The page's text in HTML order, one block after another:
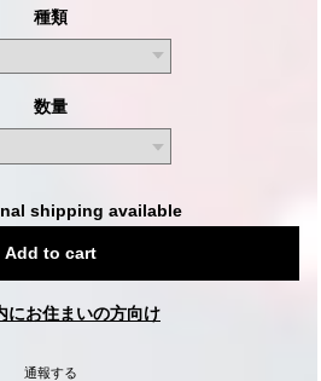
種類
数量
shipping available
Add to cart
にお住まいの方向け
通報する